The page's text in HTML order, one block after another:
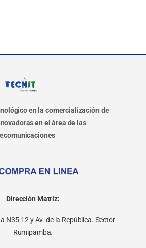
en la comercialización de
en el área de las
Dirección Matriz:
N35-12 y Av. de la República. Sector
Rumipamba.